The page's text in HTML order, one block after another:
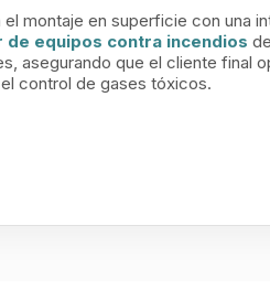
montaje en superficie con una
de equipos contra incendios
asegurando que el cliente final
control de gases tóxicos.